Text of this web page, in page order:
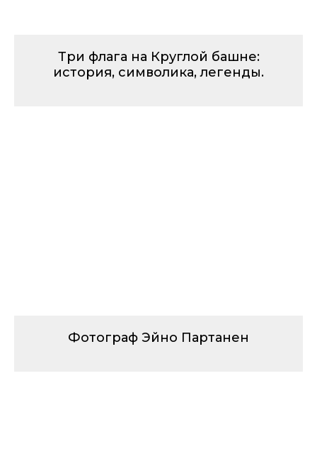
Три флага на Круглой башне:
история, символика, легенды.
Фотограф Эйно Партанен